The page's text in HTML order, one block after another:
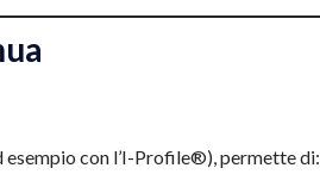
con l’I-Profile®), permette di: